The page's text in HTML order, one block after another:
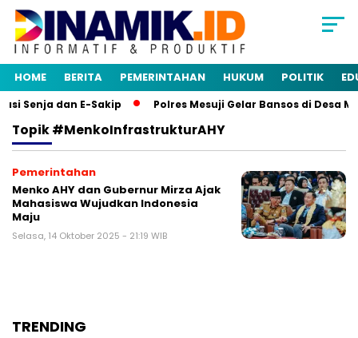
HOME BERITA PEMERINTAHAN HUKUM POLITIK
Senja dan E-Sakip Polres Mesuji Gelar Bansos di Desa
Topik#MenkoInfrastrukturAHY
Pemerintahan
Menko AHY dan Gubernur Mirza Ajak
Mahasiswa Wujudkan Indonesia
Maju
Selasa, 14 Oktober 2025 - 21:19 WIB
TRENDING